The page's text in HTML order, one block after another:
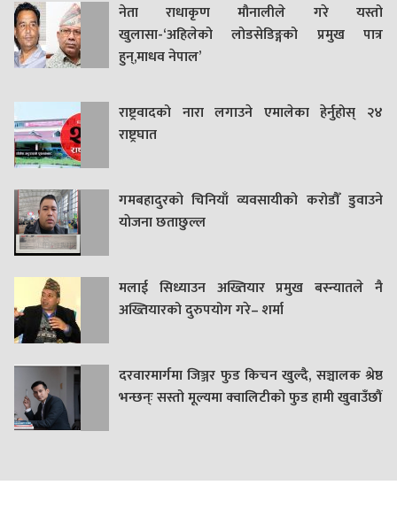
नेता राधाकृण मौनालीले गरे यस्तो
खुलासा-‘अहिलेको लोडसेडिङ्गको प्रमुख पात्र
हुन्,माधव नेपाल’
राष्ट्रवादको नारा लगाउने एमालेका हेर्नुहोस् २४
राष्ट्रघात
गमबहादुरकाे चिनियाँ व्यवसायीको करोडौँ डुवाउने
याेजना छताछुल्ल
मलाई सिध्याउन अख्तियार प्रमुख बस्न्यातले नै
अख्तियारको दुरुपयोग गरे– शर्मा
दरवारमार्गमा जिञ्जर फुड किचन खुल्दै, सञ्चालक श्रेष्ठ
भन्छन्ः सस्तो मूल्यमा क्वालिटीको फुड हामी खुवाउँछौं